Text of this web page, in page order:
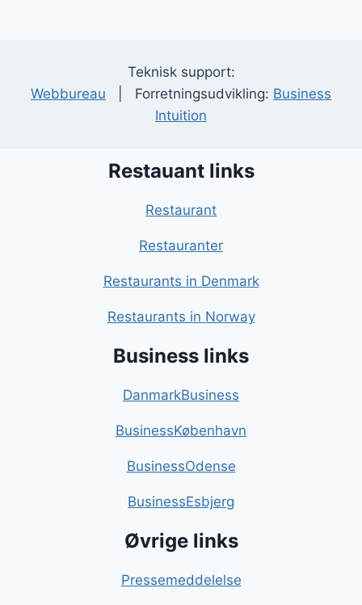
Teknisk support:
Webbureau | Forretningsudvikling: Business
Intuition
Restauant links
Restaurant
Restauranter
Restaurants in Denmark
Restaurants in Norway
Business links
DanmarkBusiness
BusinessKøbenhavn
BusinessOdense
BusinessEsbjerg
Øvrige links
Pressemeddelelse